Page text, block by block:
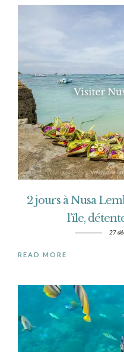
2 jours à Nusa
l’île,
27
READ MORE